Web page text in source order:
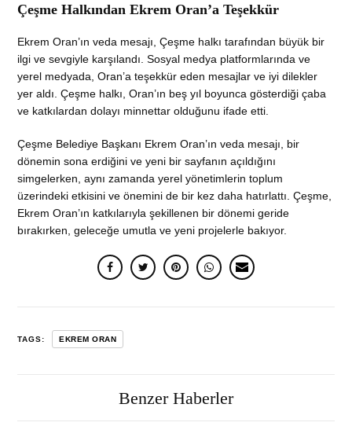
Çeşme Halkından Ekrem Oran’a Teşekkür
Ekrem Oran’ın veda mesajı, Çeşme halkı tarafından büyük bir
ilgi ve sevgiyle karşılandı. Sosyal medya platformlarında ve
yerel medyada, Oran’a teşekkür eden mesajlar ve iyi dilekler
yer aldı. Çeşme halkı, Oran’ın beş yıl boyunca gösterdiği çaba
ve katkılardan dolayı minnettar olduğunu ifade etti.
Çeşme Belediye Başkanı Ekrem Oran’ın veda mesajı, bir
dönemin sona erdiğini ve yeni bir sayfanın açıldığını
simgelerken, aynı zamanda yerel yönetimlerin toplum
üzerindeki etkisini ve önemini de bir kez daha hatırlattı. Çeşme,
Ekrem Oran’ın katkılarıyla şekillenen bir dönemi geride
bırakırken, geleceğe umutla ve yeni projelerle bakıyor.
TAGS: EKREM ORAN
Benzer Haberler